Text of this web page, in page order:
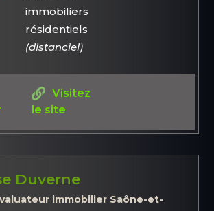
immobiliers
résidentiels
(distanciel)
Visitez
le site
Duverne
immobilier Saône-et-